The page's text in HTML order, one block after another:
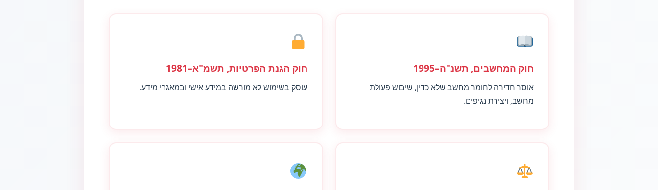
חוק המחשבים, תשנ"ה–1995
אוסר חדירה לחומר מחשב שלא כדין, שיבוש פעולת
מחשב, ויצירת נגיפים.
חוק הגנת הפרטיות, תשמ"א–1981
עוסק בשימוש לא מורשה במידע אישי ובמאגרי מידע.